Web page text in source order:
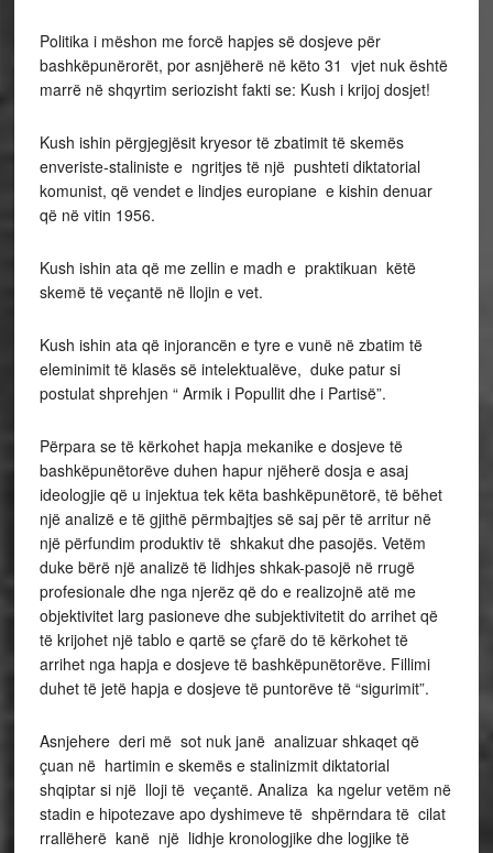
Politika i mëshon me forcë hapjes së dosjeve për
bashkëpunërorët, por asnjëherë në këto 31 vjet nuk është
marrë në shqyrtim seriozisht fakti se: Kush i krijoj dosjet!
Kush ishin përgjegjësit kryesor të zbatimit të skemës
enveriste-staliniste e ngritjes të një pushteti diktatorial
komunist, që vendet e lindjes europiane e kishin denuar
që në vitin 1956.
Kush ishin ata që me zellin e madh e praktikuan këtë
skemë të veçantë në llojin e vet.
Kush ishin ata që injorancën e tyre e vunë në zbatim të
eleminimit të klasës së intelektualëve, duke patur si
postulat shprehjen “ Armik i Popullit dhe i Partisë”.
Përpara se të kërkohet hapja mekanike e dosjeve të
bashkëpunëtorëve duhen hapur njëherë dosja e asaj
ideologjie që u injektua tek këta bashkëpunëtorë, të bëhet
një analizë e të gjithë përmbajtjes së saj për të arritur në
një përfundim produktiv të shkakut dhe pasojës. Vetëm
duke bërë një analizë të lidhjes shkak-pasojë në rrugë
profesionale dhe nga njerëz që do e realizojnë atë me
objektivitet larg pasioneve dhe subjektivitetit do arrihet që
të krijohet një tablo e qartë se çfarë do të kërkohet të
arrihet nga hapja e dosjeve të bashkëpunëtorëve. Fillimi
duhet të jetë hapja e dosjeve të puntorëve të “sigurimit”.
Asnjehere deri më sot nuk janë analizuar shkaqet që
çuan në hartimin e skemës e stalinizmit diktatorial
shqiptar si një lloji të veçantë. Analiza ka ngelur vetëm në
stadin e hipotezave apo dyshimeve të shpërndara të cilat
rrallëherë kanë një lidhje kronologjike dhe logjike të